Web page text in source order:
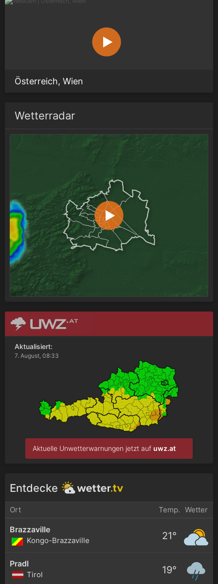
Österreich, Wien
Wetterradar
Aktualisiert:
7. August, 08:33
Aktuelle Unwetterwarnungen jetzt auf uwz.at
Entdecke
Ort Temp. Wetter
Brazzaville
Kongo-Brazzaville 21°
Pradl
Tirol 19°